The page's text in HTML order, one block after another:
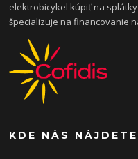
elektrobicykel kúpiť na
špecializuje na financovanie
KDE NÁS NÁJDETE